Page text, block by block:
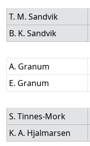
T. M. Sandvik
B. K. Sandvik
A. Granum
E. Granum
S. Tinnes-Mork
K. A. Hjalmarsen